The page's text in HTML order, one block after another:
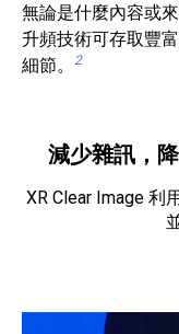
無論是什麼內容或
升頻技術可存取豐
細節。
2
減少雜訊，
XR Clear Image 利